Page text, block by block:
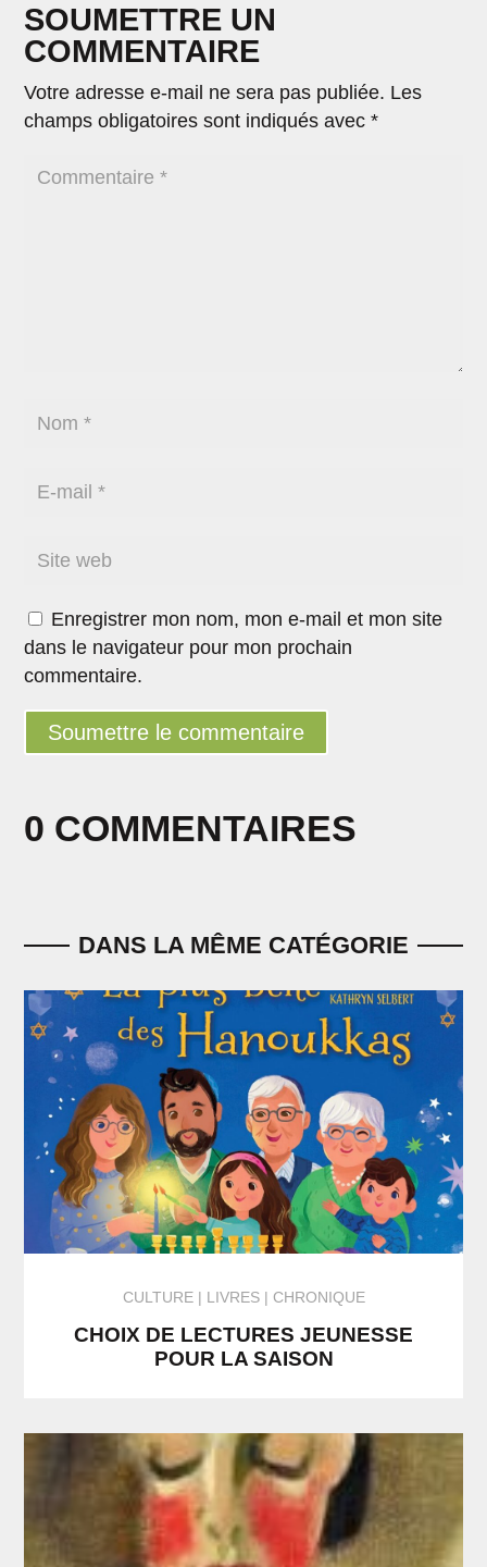
0 COMMENTAIRES
SOUMETTRE UN
COMMENTAIRE
Votre adresse e-mail ne sera pas publiée. Les
champs obligatoires sont indiqués avec*
Enregistrer mon nom, mon e-mail et mon site
dans le navigateur pour mon prochain
commentaire.
Soumettre le commentaire
DANS LA MÊME CATÉGORIE
CULTURE LIVRES CHRONIQUE
CHOIX DE LECTURES JEUNESSE
POUR LA SAISON